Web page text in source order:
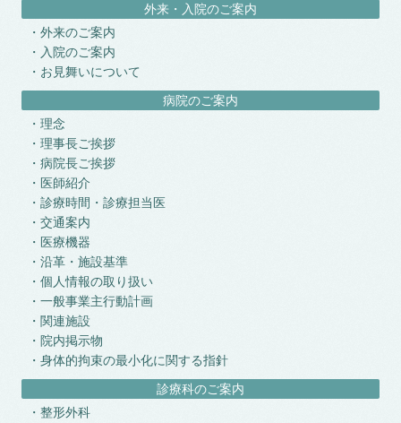
外来・入院のご案内
外来のご案内
入院のご案内
お見舞いについて
病院のご案内
理念
理事長ご挨拶
病院長ご挨拶
医師紹介
診療時間・診療担当医
交通案内
医療機器
沿革・施設基準
個人情報の取り扱い
一般事業主行動計画
関連施設
院内掲示物
身体的拘束の最小化に関する指針
診療科のご案内
整形外科